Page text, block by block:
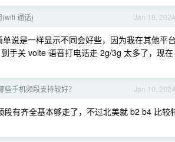
Jan 16, 2024
通话)
说是一样显示不同会好些，因为我在其他平台
手关 volte 语音打电话走 2g/3g 太多了，现在
Jan 10, 2024
手机频段支持较好？
有齐全基本够走了，不过北美就 b2 b4 比较